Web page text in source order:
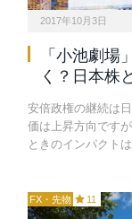
2017年10月3日
「小池劇場
く？日本株
安倍政権の継続は
価は上昇方向です
ときのインパクト
FX・先物 11